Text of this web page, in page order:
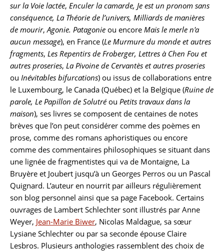
sur la Voie lactée, Enculer la camarde, Je est un pronom sans
conséquence, La Théorie de l’univers, Milliards de manières
de mourir,Agonie. Patagonie ou encore Mais le merle n'a
aucun message), en France (Le Murmure du monde et autres
fragments, Les Repentirs de Froberger, Lettres à Chen Fou et
autres proseries, La Pivoine de Cervantès et autres proseries
ou Inévitables bifurcations) ou issus de collaborations entre
le Luxembourg, le Canada (Québec) et la Belgique (Ruine de
parole, Le Papillon de Solutréou Petits travaux dans la
maison), ses livres se composent de centaines de notes
brèves que l’on peut considérer comme des poèmes en
prose, comme des romans aphoristiques ou encore
comme des commentaires philosophiques se situant dans
une lignée de fragmentistes qui va de Montaigne, La
Bruyère et Joubert jusqu’à un Georges Perros ou un Pascal
Quignard. L’auteur en nourrit par ailleurs régulièrement
son blog personnel ainsi que sa page Facebook. Certains
ouvrages de Lambert Schlechter sont illustrés par Anne
Weyer, Jean-Marie Biwer, Nicolas Maldague, sa sœur
Lysiane Schlechter ou par sa seconde épouse Claire
Lesbros. Plusieurs anthologies rassemblent des choix de